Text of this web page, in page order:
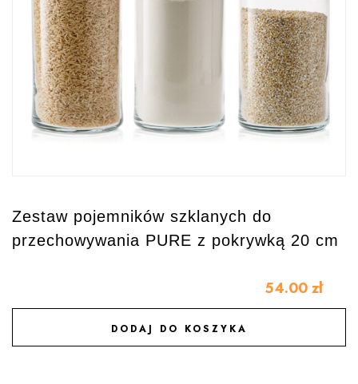
Zestaw pojemników szklanych do
przechowywania PURE z pokrywką 20 cm
54.00 zł
DODAJ DO KOSZYKA
DODAJ DO ULUBIONYCH